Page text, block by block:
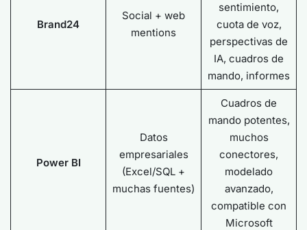
Brand24
Social + web
mentions
sentimiento,
cuota de voz,
perspectivas de
IA, cuadros de
mando, informes
Power BI
Datos
empresariales
(Excel/SQL +
muchas fuentes)
Cuadros de
mando potentes,
muchos
conectores,
modelado
avanzado,
compatible con
Microsoft